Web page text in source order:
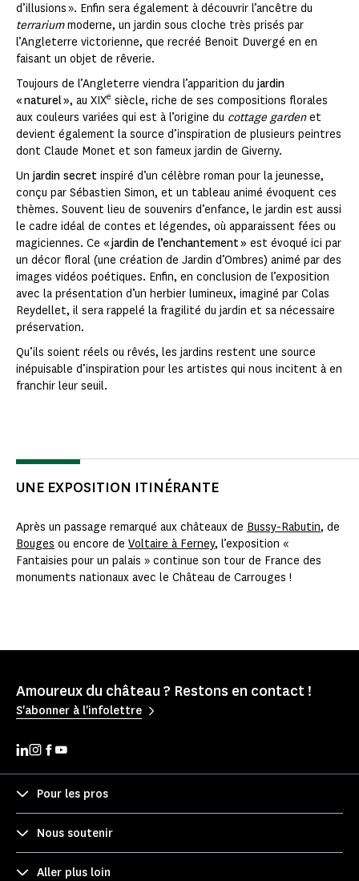
d’illusions ». Enfin sera également à découvrir l’ancêtre du
terrariummoderne, un jardin sous cloche très prisés par
l’Angleterre victorienne, que recréé Benoit Duvergé en en
faisant un objet de rêverie.
Toujours de l’Angleterre viendra l’apparition du jardin
« naturel », au XIXe siècle, riche de ses compositions florales
aux couleurs variées qui est à l’origine du cottage gardenet
devient également la source d’inspiration de plusieurs peintres
dont Claude Monet et son fameux jardin de Giverny.
Un jardin secret inspiré d’un célèbre roman pour la jeunesse,
conçu par Sébastien Simon, et un tableau animé évoquent ces
thèmes. Souvent lieu de souvenirs d’enfance, le jardin est aussi
le cadre idéal de contes et légendes, où apparaissent fées ou
magiciennes. Ce « jardin de l’enchantement » est évoqué ici par
un décor floral (une création de Jardin d’Ombres) animé par des
images vidéos poétiques. Enfin, en conclusion de l’exposition
avec la présentation d’un herbier lumineux, imaginé par Colas
Reydellet, il sera rappelé la fragilité du jardin et sa nécessaire
préservation.
Qu’ils soient réels ou rêvés, les jardins restent une source
inépuisable d’inspiration pour les artistes qui nous incitent à en
franchir leur seuil.
UNE EXPOSITION ITINÉRANTE
Après un passage remarqué aux châteaux de Bussy-Rabutin, de
Bouges ou encore de Voltaire à Ferney, l’exposition «
Fantaisies pour un palais » continue son tour de France des
monuments nationaux avec le Château de Carrouges !
Amoureux du château ? Restons en contact !
S'abonner à l'infolettre
Pour les pros
Nous soutenir
Aller plus loin